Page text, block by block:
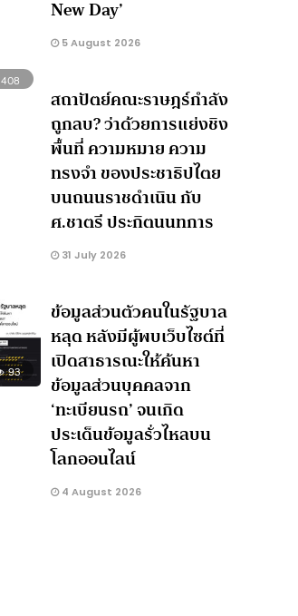
New Day’
5 August 2026
408
สถาปัตย์คณะราษฎร์กำลัง
ถูกลบ? ว่าด้วยการแย่งชิง
พื้นที่ ความหมาย ความ
ทรงจำ ของประชาธิปไตย
บนถนนราชดำเนิน กับ
ศ.ชาตรี ประกิตนนทการ
31 July 2026
93
ข้อมูลส่วนตัวคนในรัฐบาล
หลุด หลังมีผู้พบเว็บไซต์ที่
เปิดสาธารณะให้ค้นหา
ข้อมูลส่วนบุคคลจาก
‘ทะเบียนรถ’ จนเกิด
ประเด็นข้อมูลรั่วไหลบน
โลกออนไลน์
4 August 2026